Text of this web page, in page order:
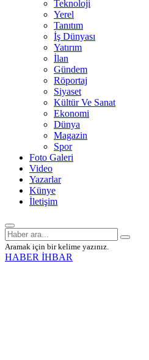
Teknoloji
Yerel
Tanıtım
İş Dünyası
Yatırım
İlan
Gündem
Röportaj
Siyaset
Kültür Ve Sanat
Ekonomi
Dünya
Magazin
Spor
Foto Galeri
Video
Yazarlar
Künye
İletişim
Aramak için bir kelime yazınız.
HABER İHBAR